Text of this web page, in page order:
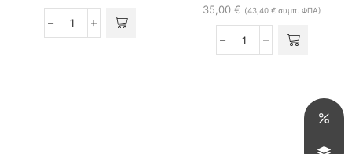
Ubiquiti
35,00 € (43,40 € συμπ. ΦΠΑ)
Ubiquiti